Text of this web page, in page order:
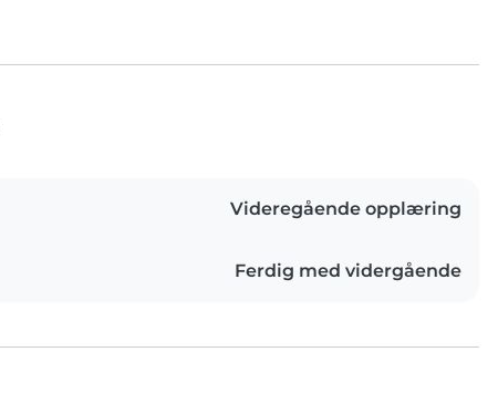
Videregående opplæring
Ferdig med vidergående